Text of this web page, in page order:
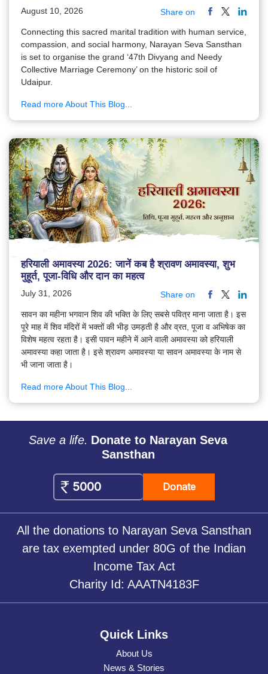
August 10, 2026 Share on
Connecting this sacred marital tradition with human service,
compassion, and social harmony, Narayan Seva Sansthan
is set to organise the grand ‘47th Divyang and Needy
Collective Marriage Ceremony’ on the historic soil of
Udaipur.
Read more About This Blog...
हरियाली अमावस्या 2026: जानें कब है श्रावण अमावस्या, शुभ
मुहूर्त, पूजा-विधि और दान का महत्व
July 31, 2026 Share on
सावन का महीना भगवान शिव की भक्ति के लिए सबसे पवित्र माना जाता है। इस
पूरे माह में शिव मंदिरों में भक्तों की भीड़ उमड़ती है और व्रत, पूजा व अभिषेक का
विशेष महत्व रहता है। इसी पावन महीने में आने वाली अमावस्या को हरियाली
अमावस्या कहा जाता है। इसे श्रावण अमावस्या या सावन अमावस्या के नाम से
भी जाना जाता है।
Read more About This Blog...
Save a life. Donate to Narayan Seva
Sansthan
Donate
All the donations to Narayan Seva Sansthan
are tax exempted under 80G of the Indian
Income Tax Act
Charity Id: AAATN4183F
Quick Links
About Us
News & Stories